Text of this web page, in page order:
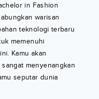
in Fashion
warisan
teknologi terbaru
memenuhi
Kamu akan
menyenangkan
seputar dunia